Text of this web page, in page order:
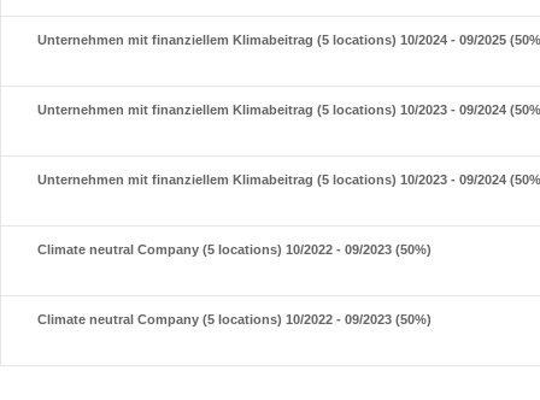
Unternehmen mit finanziellem Klimabeitrag (5 locations) 10/2024 - 09/2025
Unternehmen mit finanziellem Klimabeitrag (5 locations) 10/2023 - 09/2024
Unternehmen mit finanziellem Klimabeitrag (5 locations) 10/2023 - 09/2024
Climate neutral Company (5 locations) 10/2022 - 09/2023 (50%)
Climate neutral Company (5 locations) 10/2022 - 09/2023 (50%)